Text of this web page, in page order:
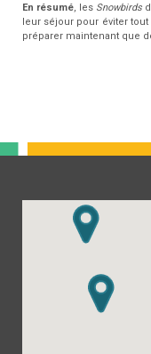
En résumé, les Snowbirds
leur séjour pour éviter
préparer maintenant que